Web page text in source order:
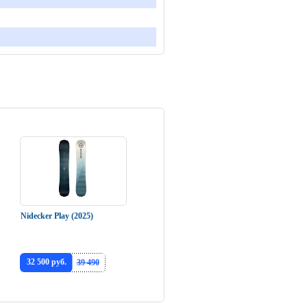
Nidecker Play (2025)
32 500 руб. 39 490